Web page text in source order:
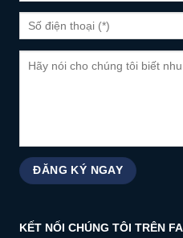
KẾT NỐI CHÚNG TÔI TRÊN